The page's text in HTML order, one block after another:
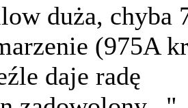
duża, chyba
(975A
daje radę